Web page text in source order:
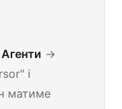
Агенти →
і
матиме